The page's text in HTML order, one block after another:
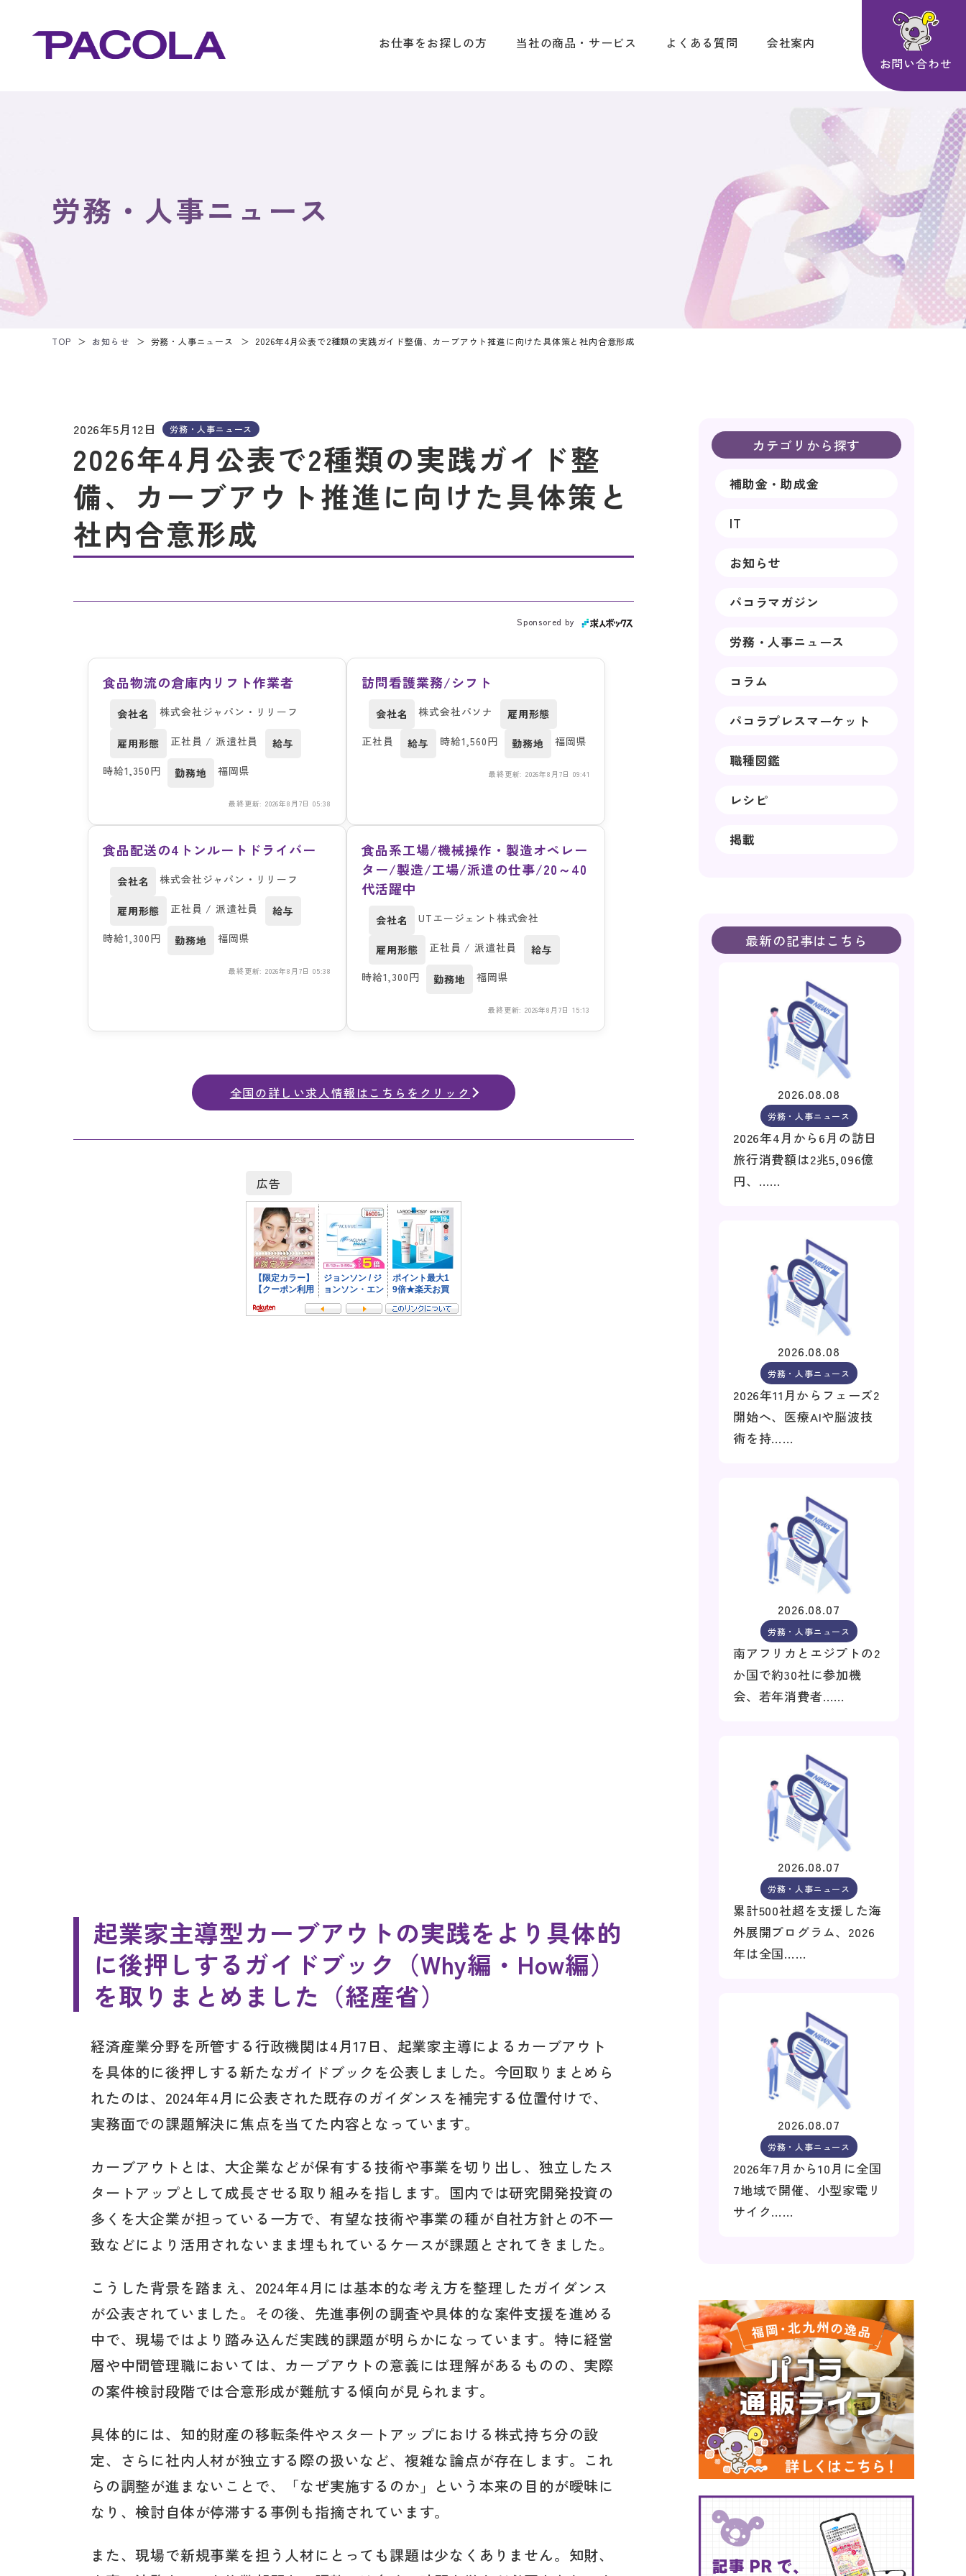
お仕事をお探しの方 当社の商品・サービス よくある質問
会社案内
お問い合わせ
労務・人事ニュース
TOP お知らせ 労務・人事ニュース 2026年4月公表で2種類の実践ガイド整備、カーブアウト推進に向けた具体策と社内合意形成
2026年5月12日 労務・人事ニュース
2026年4月公表で2種類の実践ガイド整
備、カーブアウト推進に向けた具体策と
社内合意形成
Sponsored by
食品物流の倉庫内リフト作業者
会社名 株式会社ジャパン・リリーフ
雇用形態 正社員 / 派遣社員
給与
時給1,350円
勤務地 福岡県
最終更新: 2026年8月7日 05:38
訪問看護業務/シフト
会社名 株式会社パソナ
雇用形態
正社員
給与 時給1,560円 勤務地 福岡県
最終更新: 2026年8月7日 09:41
食品配送の4トンルートドライバー
会社名 株式会社ジャパン・リリーフ
雇用形態 正社員 / 派遣社員
給与
時給1,300円
勤務地 福岡県
最終更新: 2026年8月7日 05:38
食品系工場/機械操作・製造オペレー
ター/製造/工場/派遣の仕事/20～40
代活躍中
会社名 UTエージェント株式会社
雇用形態 正社員 / 派遣社員
給与
時給1,300円
勤務地 福岡県
最終更新: 2026年8月7日 15:13
全国の詳しい求人情報はこちらをクリック
広告
起業家主導型カーブアウトの実践をより具体的
に後押しするガイドブック（Why編・How編）
を取りまとめました（経産省）
経済産業分野を所管する行政機関は4月17日、起業家主導によるカーブアウト
を具体的に後押しする新たなガイドブックを公表しました。今回取りまとめら
れたのは、2024年4月に公表された既存のガイダンスを補完する位置付けで、
実務面での課題解決に焦点を当てた内容となっています。
カーブアウトとは、大企業などが保有する技術や事業を切り出し、独立したス
タートアップとして成長させる取り組みを指します。国内では研究開発投資の
多くを大企業が担っている一方で、有望な技術や事業の種が自社方針との不一
致などにより活用されないまま埋もれているケースが課題とされてきました。
こうした背景を踏まえ、2024年4月には基本的な考え方を整理したガイダンス
が公表されていました。その後、先進事例の調査や具体的な案件支援を進める
中で、現場ではより踏み込んだ実践的課題が明らかになっています。特に経営
層や中間管理職においては、カーブアウトの意義には理解があるものの、実際
の案件検討段階では合意形成が難航する傾向が見られます。
具体的には、知的財産の移転条件やスタートアップにおける株式持ち分の設
定、さらに社内人材が独立する際の扱いなど、複雑な論点が存在します。これ
らの調整が進まないことで、「なぜ実施するのか」という本来の目的が曖昧に
なり、検討自体が停滞する事例も指摘されています。
また、現場で新規事業を担う人材にとっても課題は少なくありません。知財、
カテゴリから探す
補助金・助成金
IT
お知らせ
パコラマガジン
労務・人事ニュース
コラム
パコラプレスマーケット
職種図鑑
レシピ
掲載
最新の記事はこちら
2026.08.08
労務・人事ニュース
2026年4月から6月の訪日
旅行消費額は2兆5,096億
円、……
2026.08.08
労務・人事ニュース
2026年11月からフェーズ2
開始へ、医療AIや脳波技
術を持……
2026.08.07
労務・人事ニュース
南アフリカとエジプトの2
か国で約30社に参加機
会、若年消費者……
2026.08.07
労務・人事ニュース
累計500社超を支援した海
外展開プログラム、2026
年は全国……
2026.08.07
労務・人事ニュース
2026年7月から10月に全国
7地域で開催、小型家電リ
サイク……